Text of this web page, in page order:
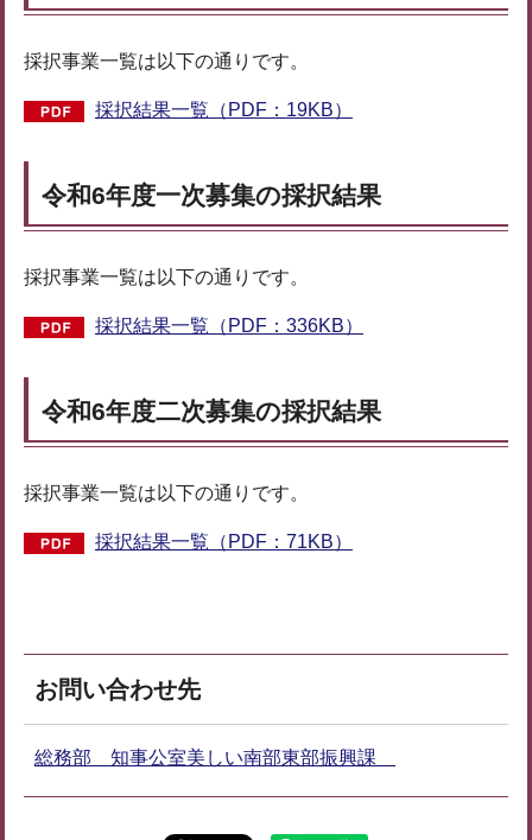
採択事業一覧は以下の通りです。
採択結果一覧（PDF：19KB）
令和6年度一次募集の採択結果
採択事業一覧は以下の通りです。
採択結果一覧（PDF：336KB）
令和6年度二次募集の採択結果
採択事業一覧は以下の通りです。
採択結果一覧（PDF：71KB）
お問い合わせ先
総務部 知事公室美しい南部東部振興課